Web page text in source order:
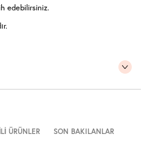
edebilirsiniz.
ÜRÜNLER SON BAKILANLAR